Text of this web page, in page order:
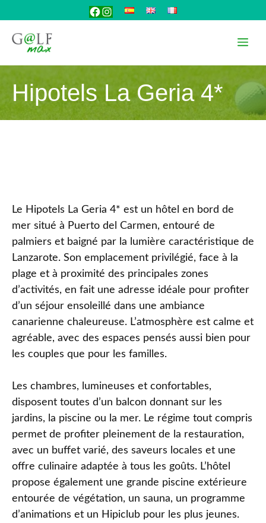
au
contenu
Facebook
Instagram
Hipotels La Geria 4*
Le Hipotels La Geria 4* est un hôtel en bord de
mer situé à Puerto del Carmen, entouré de
palmiers et baigné par la lumière caractéristique de
Lanzarote. Son emplacement privilégié, face à la
plage et à proximité des principales zones
d’activités, en fait une adresse idéale pour profiter
d’un séjour ensoleillé dans une ambiance
canarienne chaleureuse. L’atmosphère est calme et
agréable, avec des espaces pensés aussi bien pour
les couples que pour les familles.
Les chambres, lumineuses et confortables,
disposent toutes d’un balcon donnant sur les
jardins, la piscine ou la mer. Le régime tout compris
permet de profiter pleinement de la restauration,
avec un buffet varié, des saveurs locales et une
offre culinaire adaptée à tous les goûts. L’hôtel
propose également une grande piscine extérieure
entourée de végétation, un sauna, un programme
d’animations et un Hipiclub pour les plus jeunes.